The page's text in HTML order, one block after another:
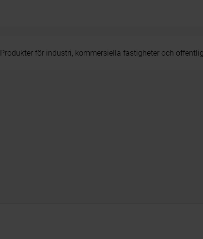
Produkter för industri, kommersiella fastigheter och